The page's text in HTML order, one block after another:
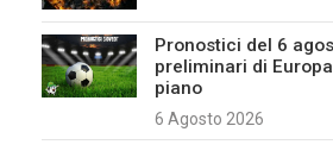
Pronostici del 6
preliminari di
piano
6 Agosto 2026